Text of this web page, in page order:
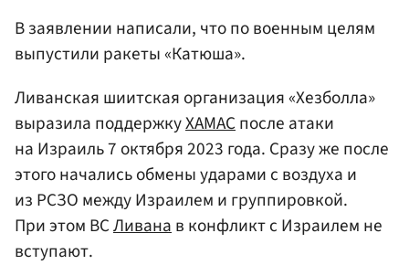
В заявлении написали, что по военным целям
выпустили ракеты «Катюша».
Ливанская шиитская организация «Хезболла»
выразила поддержкуХАМАСпосле атаки
на Израиль 7 октября 2023 года. Сразу же после
этого начались обмены ударами с воздуха и
из РСЗО между Израилем и группировкой.
При этом ВСЛивана в конфликт с Израилем не
вступают.